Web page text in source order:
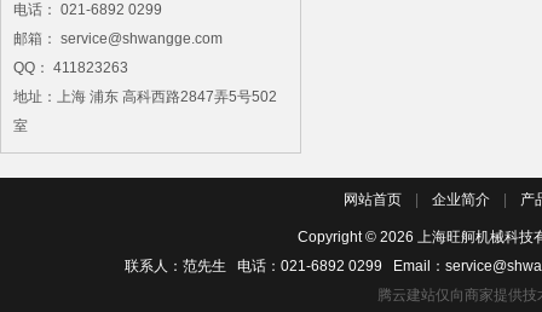
电话： 021-6892 0299
邮箱： service@shwangge.com
QQ： 411823263
地址：上海 浦东 高科西路2847弄5号502
室
网站首页 企业简介 产
Copyright © 2026 上海旺舸机械科
联系人：范先生 电话：021-6892 0299 Email：
腾云建站仅向商家提供技